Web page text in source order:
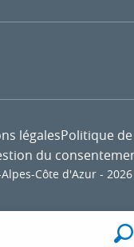
Côte d'Azur - 2026
légalesPolitique
du